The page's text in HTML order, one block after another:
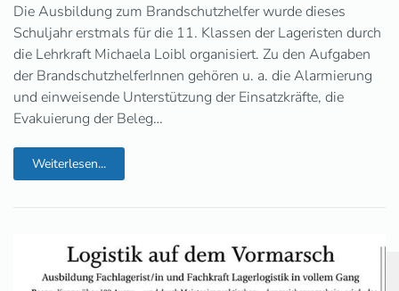
Die Ausbildung zum Brandschutzhelfer wurde dieses
Schuljahr erstmals für die 11. Klassen der Lageristen durch
die Lehrkraft Michaela Loibl organisiert. Zu den Aufgaben
der BrandschutzhelferInnen gehören u. a. die Alarmierung
und einweisende Unterstützung der Einsatzkräfte, die
Evakuierung der Beleg…
Weiterlesen...